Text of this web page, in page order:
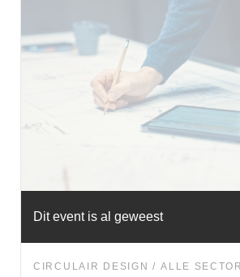
Dit event is al geweest
CIRCULAIR DESIGN ALLE